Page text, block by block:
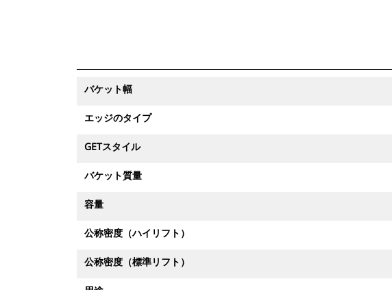
バケット幅
エッジのタイプ
GETスタイル
バケット質量
容量
公称密度（ハイリフト）
公称密度（標準リフト）